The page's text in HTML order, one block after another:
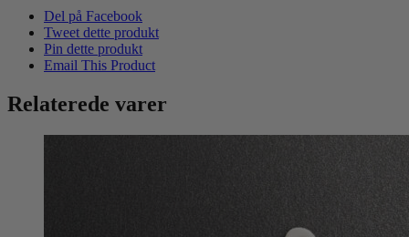
Del på Facebook
Tweet dette produkt
Pin dette produkt
Email This Product
Relaterede varer